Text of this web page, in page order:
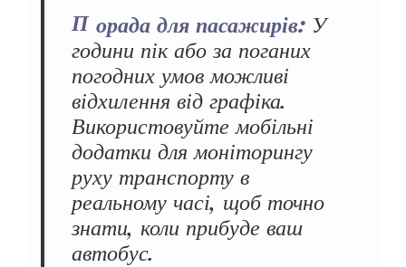
Порада для пасажирів: У
години пік або за поганих
погодних умов можливі
відхилення від графіка.
Використовуйте мобільні
додатки для моніторингу
руху транспорту в
реальному часі, щоб точно
знати, коли прибуде ваш
автобус.